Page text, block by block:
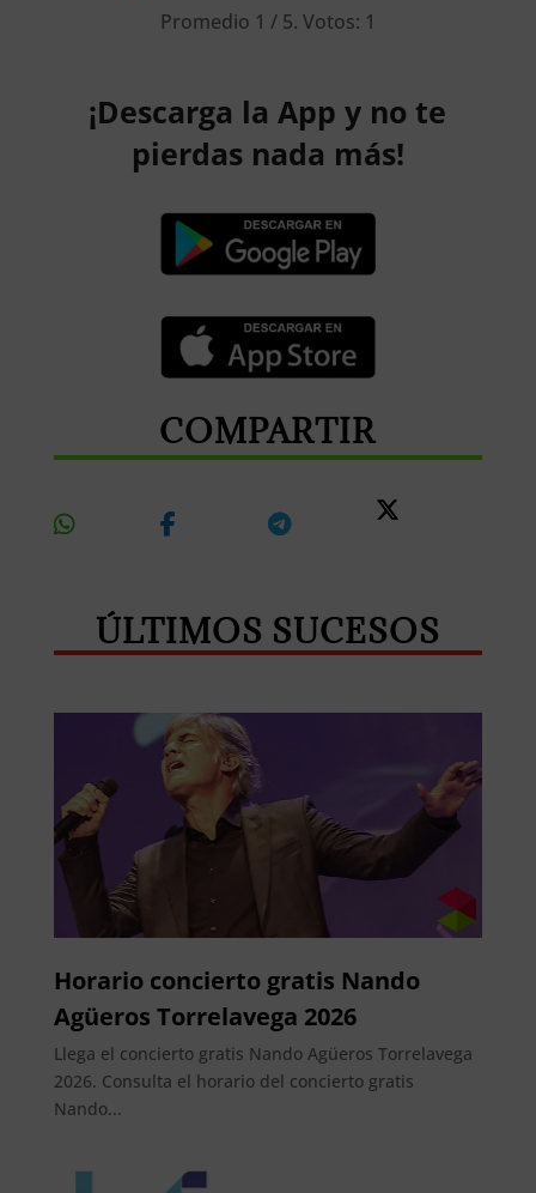
Promedio 1 / 5. Votos: 1
¡Descarga la App y no te
pierdas nada más!
COMPARTIR
ÚLTIMOS SUCESOS
Horario concierto gratis Nando
Agüeros Torrelavega 2026
Llega el concierto gratis Nando Agüeros Torrelavega
2026. Consulta el horario del concierto gratis
Nando...